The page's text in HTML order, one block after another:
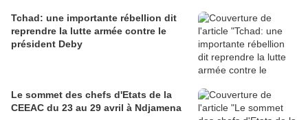
Tchad: une importante rébellion dit
reprendre la lutte armée contre le
président Deby
Le sommet des chefs d'Etats de la
CEEAC du 23 au 29 avril à Ndjamena